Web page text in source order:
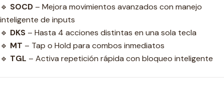
🔹 SOCD – Mejora movimientos avanzados con manejo
inteligente de inputs
🔹 DKS – Hasta 4 acciones distintas en una sola tecla
🔹 MT – Tap o Hold para combos inmediatos
🔹 TGL – Activa repetición rápida con bloqueo inteligente